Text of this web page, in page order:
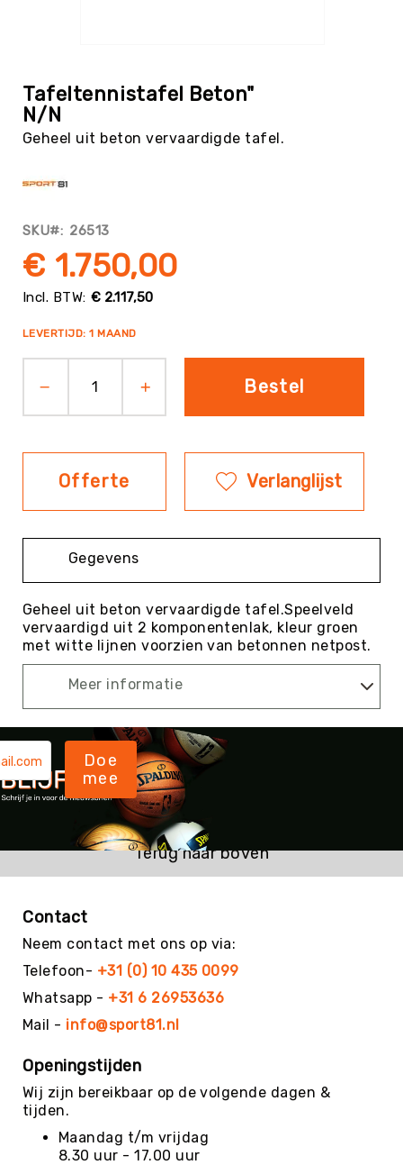
Basketbal
Boksen
Pool
Cornhole
Cricket
Dans
&
Fitness
Sportvloeren
Discgolf
Handbal
Hockey
&
Softbal
Jeu
de
Boules
KanJam
Kin-
Ball
Omnikin®
Korfbal
Knotshockey
Lacrosse
Mountainbiken
(MTB)
Oriëntatie
Padel
Pilates
het
begin
de
Tafeltennistafel Beton"
N/N
Geheel uit beton vervaardigde tafel.
SKU 26513
€ 2.117,50
€ 1.750,00
LEVERTIJD: 1 MAAND
Bestel
Offerte Verlanglijst
Gegevens
Geheel uit beton vervaardigde tafel.Speelveld
vervaardigd uit 2 komponentenlak, kleur groen
met witte lijnen voorzien van betonnen netpost.
Meer informatie
Doe
mee
Terug naar boven
Contact
Neem contact met ons op via:
Telefoon- +31 (0) 10 435 0099
Whatsapp - +31 6 26953636
Mail - info@sport81.nl
Openingstijden
Wij zijn bereikbaar op de volgende dagen &
tijden.
Maandag t/m vrijdag
8.30 uur - 17.00 uur